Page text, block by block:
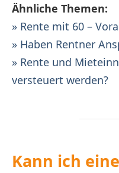
Ähnliche Themen:
» Rente mit 60 –
» Haben Rentner
» Rente und
versteuert werden?
Kann ich